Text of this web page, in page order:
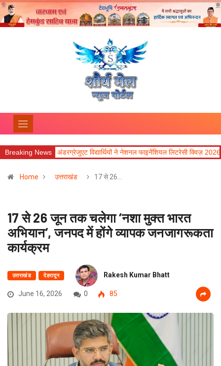
Breaking Newsविद्यार्थियों ने नेशनल फाइनेंशियल लिटरेसी क्विज़ 2026 में उत्कृष्ट प्रदर्शन
Home उत्तराखंड 17 से 26…
17 से 26 जून तक चलेगा ‘नशा मुक्त भारत
अभियान’, जनपद में होंगे व्यापक जनजागरूकता
कार्यक्रम
उत्तराखंड देहरादून Rakesh Kumar Bhatt
June 16, 2026 0 85